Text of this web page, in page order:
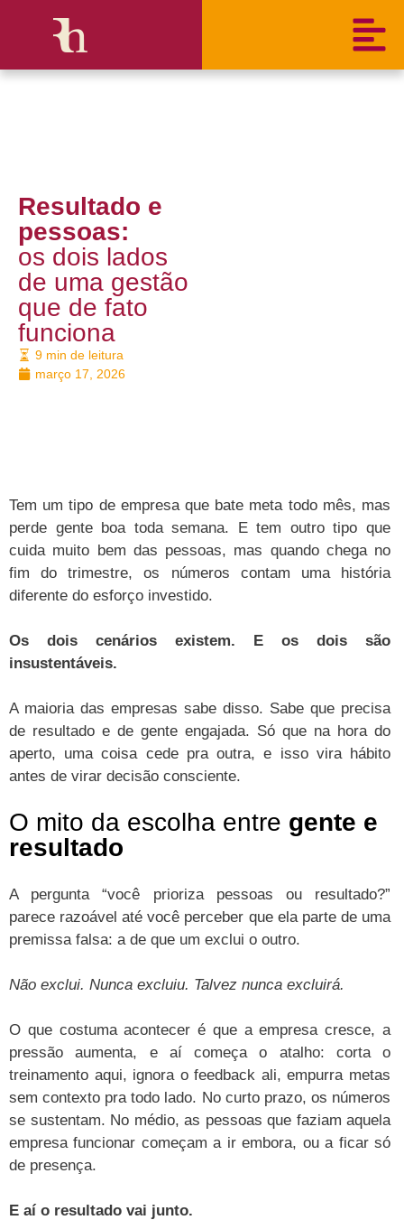
Resultado e
pessoas:
os dois lados
de uma gestão
que de fato
funciona
9 min de leitura
março 17, 2026
Tem um tipo de empresa que bate meta todo mês, mas
perde gente boa toda semana. E tem outro tipo que
cuida muito bem das pessoas, mas quando chega no
fim do trimestre, os números contam uma história
diferente do esforço investido.
Os dois cenários existem. E os dois são
insustentáveis.
A maioria das empresas sabe disso. Sabe que precisa
de resultado e de gente engajada. Só que na hora do
aperto, uma coisa cede pra outra, e isso vira hábito
antes de virar decisão consciente.
O mito da escolha entre gente e
resultado
A pergunta “você prioriza pessoas ou resultado?”
parece razoável até você perceber que ela parte de uma
premissa falsa: a de que um exclui o outro.
Não exclui. Nunca excluiu. Talvez nunca excluirá.
O que costuma acontecer é que a empresa cresce, a
pressão aumenta, e aí começa o atalho: corta o
treinamento aqui, ignora o feedback ali, empurra metas
sem contexto pra todo lado. No curto prazo, os números
se sustentam. No médio, as pessoas que faziam aquela
empresa funcionar começam a ir embora, ou a ficar só
de presença.
E aí o resultado vai junto.